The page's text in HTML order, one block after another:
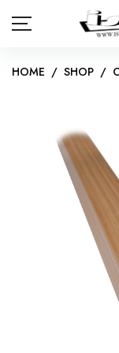
PANNELLI
KIT INVERTER
IMPIANTI
INVERTER
KIT
INVERTER
BATTERIE DI
HOME / SHOP /